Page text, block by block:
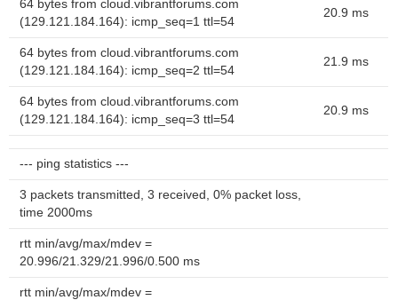
64 bytes from cloud.vibrantforums.com
(129.121.184.164): icmp_seq=1 ttl=54
20.9 ms
64 bytes from cloud.vibrantforums.com
(129.121.184.164): icmp_seq=2 ttl=54
21.9 ms
64 bytes from cloud.vibrantforums.com
(129.121.184.164): icmp_seq=3 ttl=54
20.9 ms
--- ping statistics ---
3 packets transmitted, 3 received, 0% packet loss,
time 2000ms
rtt min/avg/max/mdev =
20.996/21.329/21.996/0.500 ms
rtt min/avg/max/mdev =